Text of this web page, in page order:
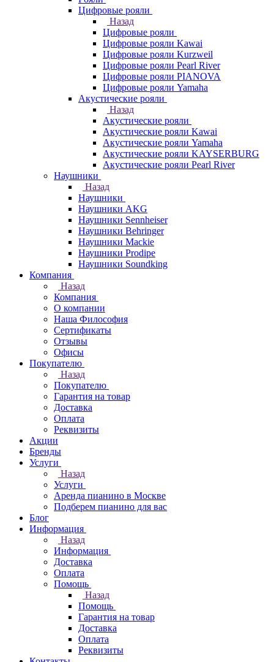
Цифровые рояли
Назад
Цифровые рояли
Цифровые рояли Kawai
Цифровые рояли Kurzweil
Цифровые рояли Pearl River
Цифровые рояли PIANOVA
Цифровые рояли Yamaha
Акустические рояли
Назад
Акустические рояли
Акустические рояли Kawai
Акустические рояли Yamaha
Акустические рояли KAYSERBURG
Акустические рояли Pearl River
Наушники
Назад
Наушники
Наушники AKG
Наушники Sennheiser
Наушники Behringer
Наушники Mackie
Наушники Prodipe
Наушники Soundking
Компания
Назад
Компания
О компании
Наша Философия
Сертификаты
Отзывы
Офисы
Покупателю
Назад
Покупателю
Гарантия на товар
Доставка
Оплата
Реквизиты
Акции
Бренды
Услуги
Назад
Услуги
Аренда пианино в Москве
Подберем пианино для вас
Блог
Информация
Назад
Информация
Доставка
Оплата
Помощь
Назад
Помощь
Гарантия на товар
Доставка
Оплата
Реквизиты